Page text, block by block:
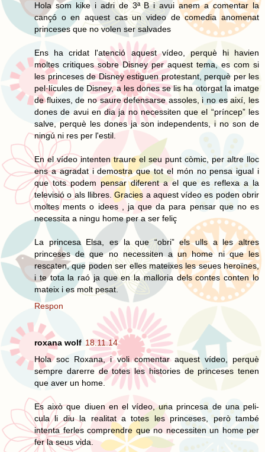
Hola som kike i adri de 3ª B i avui anem a comentar la
cançó o en aquest cas un video de comedia anomenat
princeses que no volen ser salvades
Ens ha cridat l'atenció aquest vídeo, perquè hi havien
moltes critiques sobre Disney per aquest tema, es com si
les princeses de Disney estiguen protestant, perquè per les
pel·lícules de Disney, a les dones se lis ha otorgat la imatge
de fluixes, de no saure defensarse assoles, i no es així, les
dones de avui en dia ja no necessiten que el “príncep” les
salve, perquè les dones ja son independents, i no son de
ningú ni res per l'estil.
En el vídeo intenten traure el seu punt còmic, per altre lloc
ens a agradat i demostra que tot el món no pensa igual i
que tots podem pensar diferent a el que es reflexa a la
televisió o als llibres. Gracies a aquest vídeo es poden obrir
moltes ments o idees , ja que da para pensar que no es
necessita a ningu home per a ser feliç
La princesa Elsa, es la que “obri” els ulls a les altres
princeses de que no necessiten a un home ni que les
rescaten, que poden ser elles mateixes les seues heroïnes,
i te tota la raó ja que en la malloria dels contes conten lo
mateix i es molt pesat.
Respon
roxana wolf 18.11.14
Hola soc Roxana, i voli comentar aquest vídeo, perquè
sempre darerre de totes les histories de princeses tenen
que aver un home.
Es això que diuen en el vídeo, una princesa de una peli-
cula li diu la realitat a totes les princeses, però també
intenta ferles comprendre que no necessiten un home per
fer la seus vida.